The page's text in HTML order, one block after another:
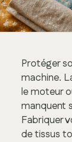
Protéger
machine.
le moteur
manquent
Fabriquer
de tissus